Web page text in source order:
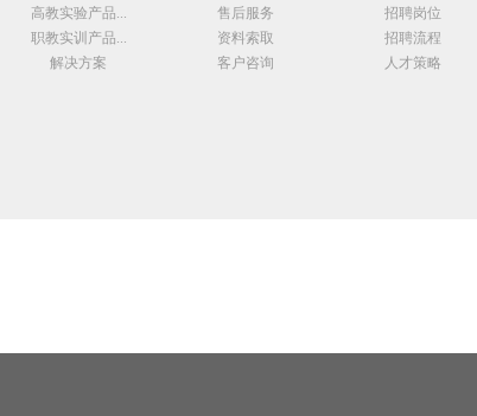
高教实验产品...
职教实训产品...
解决方案
售后服务
资料索取
客户咨询
招聘岗位
招聘流程
人才策略